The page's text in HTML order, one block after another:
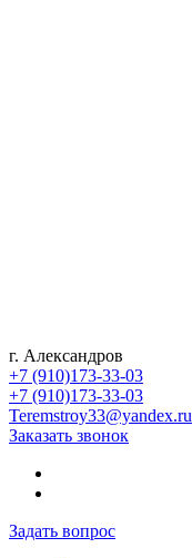
г. Александров
+7 (910)173-33-03
+7 (910)173-33-03
Teremstroy33@yandex.ru
Заказать звонок
Задать вопрос